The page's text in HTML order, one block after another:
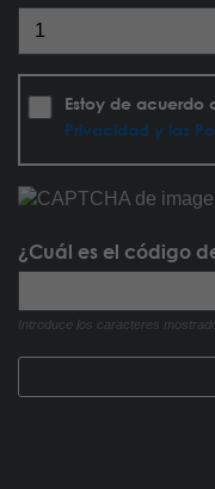
Estoy de acuerdo
Privacidad y las
¿Cuál es el código
Introduce los caracteres